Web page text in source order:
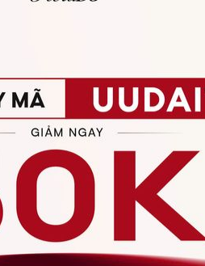
ánh nắng. Hãy che chắn cẩn